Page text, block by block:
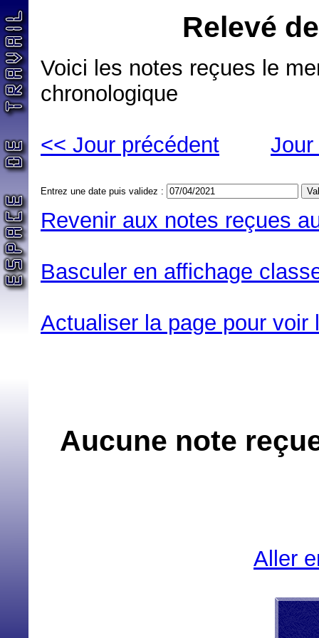
Relevé
Voici les notes reçues le
chronologique
<< Jour précédent
Entrez une date puis validez :
Revenir aux notes reçues
Basculer en affichage
Actualiser la page pour
Aucune note
Aller